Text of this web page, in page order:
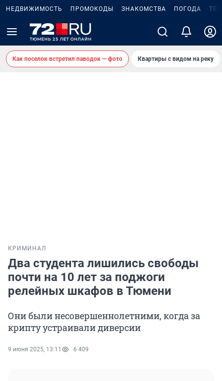
НЕДВИЖИМОСТЬ ПРОМОКОДЫ ЗНАКОМСТВА ПОГОДА
Как поселок встретил паводок — фото Квартиры с видом на реку
КРИМИНАЛ
Два студента лишились свободы
почти на 10 лет за поджоги
релейных шкафов в Тюмени
Они были несовершеннолетними, когда за
крипту устраивали диверсии
9 июня 2025, 13:11 6 409